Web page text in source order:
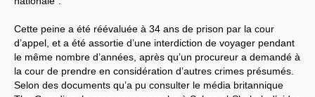
Cette peine a été réévaluée à 34 ans de prison par la cour
d’appel, et a été assortie d’une interdiction de voyager pendant
le même nombre d’années, après qu’un procureur a demandé à
la cour de prendre en considération d’autres crimes présumés.
Selon des documents qu’a pu consulter le média britannique